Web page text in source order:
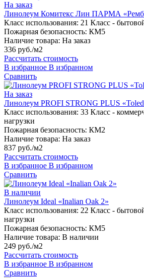
На заказ
Линолеум Комитекс Лин ПАРМА
Класс использования: 21 Класс -
Пожарная безопасность: КМ5
Наличие товара: На заказ
336 руб./м2
Рассчитать стоимость
В избранное В избранном
Сравнить
На заказ
Линолеум PROFI STRONG PLUS
Класс использования: 33 Класс -
нагрузки
Пожарная безопасность: КМ2
Наличие товара: На заказ
837 руб./м2
Рассчитать стоимость
В избранное В избранном
Сравнить
В наличии
Линолеум Ideal «Inalian Oak 2»
Класс использования: 22 Класс -
нагрузки
Пожарная безопасность: КМ5
Наличие товара: В наличии
249 руб./м2
Рассчитать стоимость
В избранное В избранном
Сравнить